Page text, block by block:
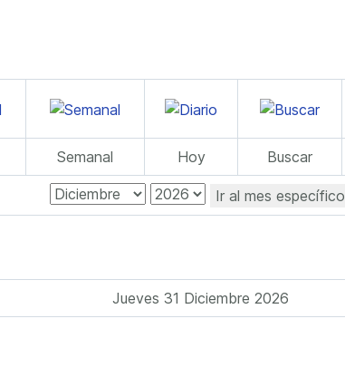
Semanal Hoy Buscar
Ir al mes específico
Jueves 31 Diciembre 2026